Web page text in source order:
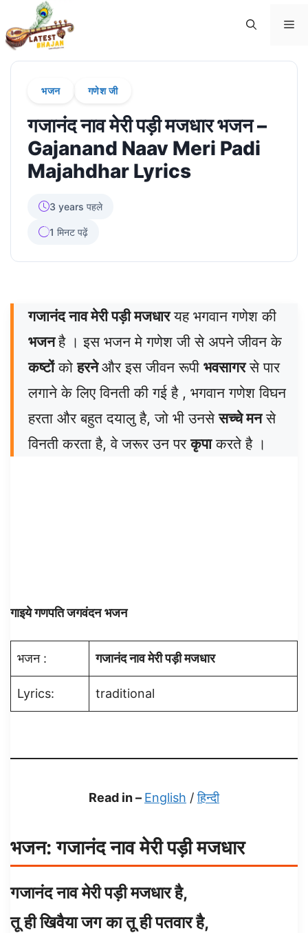
to
content
भजन गणेश जी
गजानंद नाव मेरी पड़ी मजधार भजन –
Gajanand Naav Meri Padi
Majahdhar Lyrics
3 years पहले
1 मिनट पढ़ें
गजानंद नाव मेरी पड़ी मजधारयह भगवान गणेश की
भजनहै । इस भजन मे गणेश जी से अपने जीवन के
कष्टोंकोहरनेऔर इस जीवन रूपी भवसागरसे पार
लगाने के लिए विनती की गई है , भगवान गणेश विघन
हरता और बहुत दयालु है, जो भी उनसेसच्चे मनसे
विनती करता है, वे जरूर उन परकृपाकरते है ।
गाइये गणपति जगवंदन भजन
भजन : गजानंद नाव मेरी पड़ी मजधार
Lyrics: traditional
Read in – English /हिन्दी
भजन: गजानंद नाव मेरी पड़ी मजधार
गजानंद नाव मेरी पड़ी मजधार है,
तू ही खिवैया जग का तू ही पतवार है,